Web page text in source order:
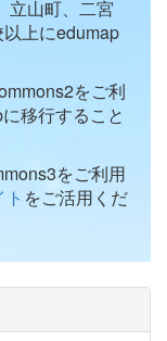
立山町、二宮
上にedumap
をご利
移行すること
をご利用
をご活用くだ